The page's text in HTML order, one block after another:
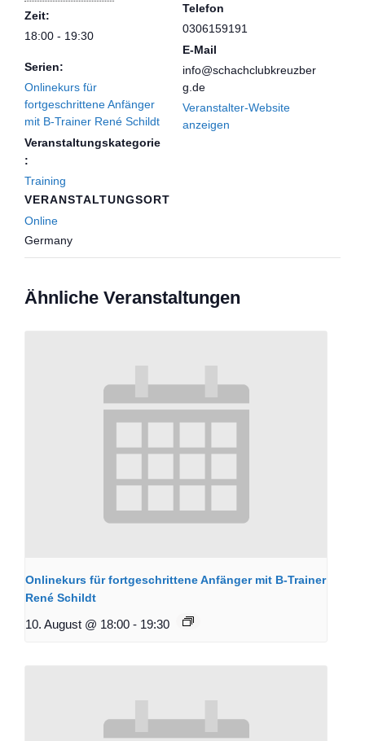
Zeit:
18:00 - 19:30
Serien:
Onlinekurs für
fortgeschrittene Anfänger
mit B-Trainer René Schildt
Veranstaltungskategorie
:
Training
VERANSTALTUNGSORT
Online
Germany
Telefon
0306159191
E-Mail
info@schachclubkreuzber
g.de
Veranstalter-Website
anzeigen
Ähnliche Veranstaltungen
Onlinekurs für fortgeschrittene Anfänger mit B-Trainer
René Schildt
10. August @ 18:00 - 19:30